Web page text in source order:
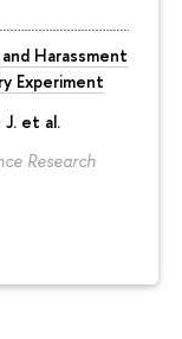
Harassment
Experiment
J. et al.
Research